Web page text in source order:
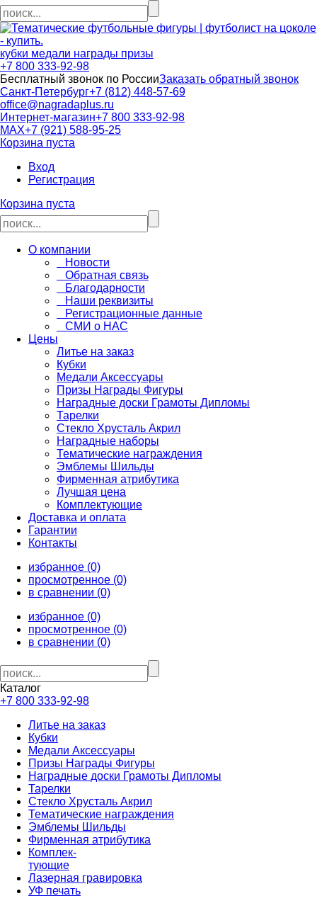
кубки медали награды призы
+7 800 333-92-98
Бесплатный звонок по РоссииЗаказать обратный звонок
Санкт-Петербург+7 (812) 448-57-69
office@nagradaplus.ru
Интернет-магазин+7 800 333-92-98
MAX+7 (921) 588-95-25
Корзина пуста
Вход
Регистрация
Корзина пуста
О компании
Новости
Обратная связь
Благодарности
Наши реквизиты
Регистрационные данные
СМИ о НАС
Цены
Литье на заказ
Кубки
Медали Аксессуары
Призы Награды Фигуры
Наградные доски Грамоты Дипломы
Тарелки
Стекло Хрусталь Акрил
Наградные наборы
Тематические награждения
Эмблемы Шильды
Фирменная атрибутика
Лучшая цена
Комплектующие
Доставка и оплата
Гарантии
Контакты
избранное (0)
просмотренное (0)
в сравнении (0)
избранное (0)
просмотренное (0)
в сравнении (0)
Каталог
+7 800 333-92-98
Литье на заказ
Кубки
Медали Аксессуары
Призы Награды Фигуры
Наградные доски Грамоты Дипломы
Тарелки
Стекло Хрусталь Акрил
Тематические награждения
Эмблемы Шильды
Фирменная атрибутика
Комплек-
тующие
Лазерная гравировка
УФ печать